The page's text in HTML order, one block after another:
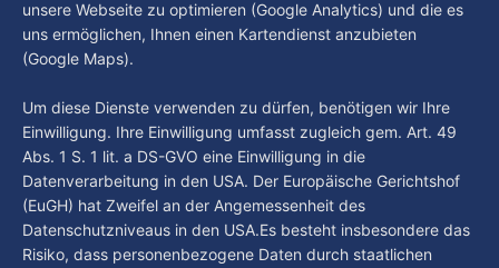
Wochen einige
Gast: Götz Tintelnot
By Luca Kimmel 6. Aug. 2026
Nissi's Kunstwelt - Folge 18
By Luca Kimmel 6. Aug. 2026
unsere Webseite zu optimieren (Google Analytics) und die es
uns ermöglichen, Ihnen einen Kartendienst anzubieten
(Google Maps).
Um diese Dienste verwenden zu dürfen, benötigen wir Ihre
Einwilligung. Ihre Einwilligung umfasst zugleich gem. Art. 49
Abs. 1 S. 1 lit. a DS-GVO eine Einwilligung in die
Datenverarbeitung in den USA. Der Europäische Gerichtshof
(EuGH) hat Zweifel an der Angemessenheit des
Datenschutzniveaus in den USA.Es besteht insbesondere das
Risiko, dass personenbezogene Daten durch staatlichen